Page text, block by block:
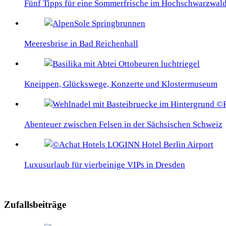
Fünf Tipps für eine Sommerfrische im
Meeresbrise in Bad Reichenhall
Kneippen, Glückswege, Konzerte und Klostermuseum
Abenteuer zwischen Felsen in der Sächsischen Schweiz
Luxusurlaub für vierbeinige VIPs in Dresden
Zufallsbeiträge